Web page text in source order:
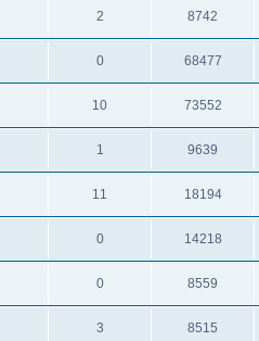
2 8742
0 68477
10 73552
1 9639
11 18194
0 14218
0 8559
3 8515